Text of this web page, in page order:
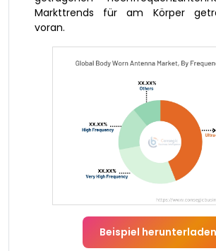
Markttrends für am Körper
voran.
Beispiel herunterladen